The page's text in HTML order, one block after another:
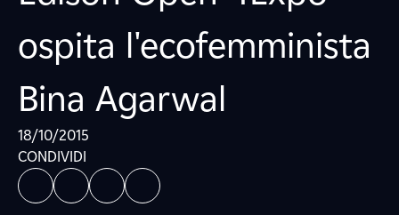
ospita l'ecofemminista
Bina Agarwal
18/10/2015
CONDIVIDI